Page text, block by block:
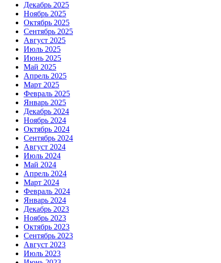
Декабрь 2025
Ноябрь 2025
Октябрь 2025
Сентябрь 2025
Август 2025
Июль 2025
Июнь 2025
Май 2025
Апрель 2025
Март 2025
Февраль 2025
Январь 2025
Декабрь 2024
Ноябрь 2024
Октябрь 2024
Сентябрь 2024
Август 2024
Июль 2024
Май 2024
Апрель 2024
Март 2024
Февраль 2024
Январь 2024
Декабрь 2023
Ноябрь 2023
Октябрь 2023
Сентябрь 2023
Август 2023
Июль 2023